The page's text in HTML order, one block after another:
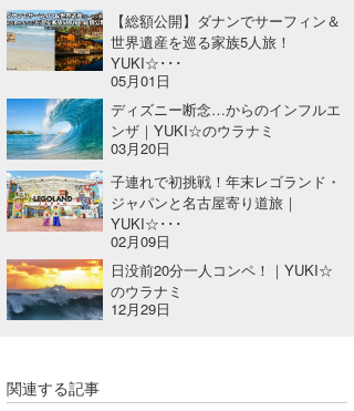
【総額公開】ダナンでサーフィン＆
世界遺産を巡る家族5人旅！
YUKI☆･･･
05月01日
ディズニー断念…からのインフルエ
ンザ｜YUKI☆のウラナミ
03月20日
子連れで初挑戦！年末レゴランド・
ジャパンと名古屋寄り道旅｜
YUKI☆･･･
02月09日
日没前20分一人コンペ！｜YUKI☆
のウラナミ
12月29日
関連する記事